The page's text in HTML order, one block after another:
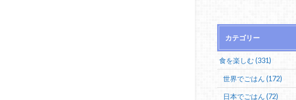
カテゴリー
食を楽しむ (331)
世界でごはん (172)
日本でごはん (72)